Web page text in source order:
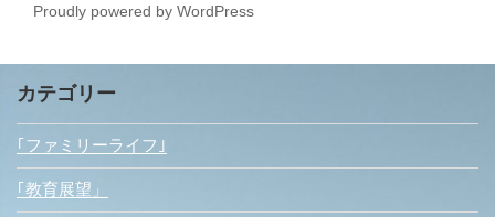
Proudly powered by WordPress
カテゴリー
｢ファミリーライフ｣
｢教育展望」